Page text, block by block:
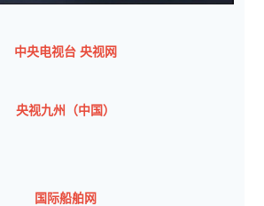
中央电视台 央视网
央视九州（中国）
国际船舶网